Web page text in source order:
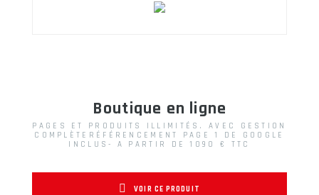
Boutique en ligne
PAGES ET PRODUITS ILLIMITÉS. AVEC GESTION
COMPLÈTERÉFÉRENCEMENT PAGE 1 DE GOOGLE
INCLUS- A PARTIR DE 1090 € TTC
VOIR CE PRODUIT